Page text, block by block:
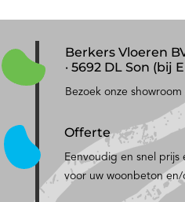
Berkers Vloeren
· 5692 DL Son (bij
Bezoek onze
Offerte
Eenvoudig en snel prijs
voor uw woonbeton